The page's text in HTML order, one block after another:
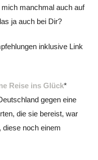
manchmal auch auf
ja auch bei Dir?
inklusive Link
Reise ins Glück*
gegen eine
die sie bereist, war
diese noch einem